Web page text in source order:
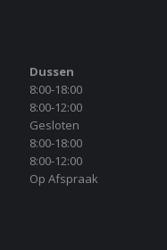
Dussen
8:00-18:00
8:00-12:00
Gesloten
8:00-18:00
8:00-12:00
Op Afspraak